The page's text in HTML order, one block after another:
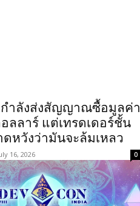
กำลังส่งสัญญาณซื้อมูลค่า
ลลาร์ แต่เทรดเดอร์ชั้น
ดหวังว่ามันจะล้มเหลว
16, 2026 0